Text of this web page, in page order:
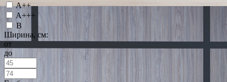
A++
A+++
B
Ширина, см:
от
до